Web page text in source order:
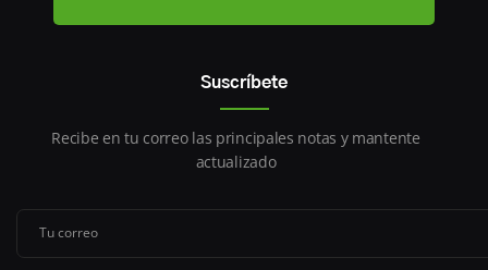
Suscríbete
Recibe en tu correo las principales notas y mantente
actualizado